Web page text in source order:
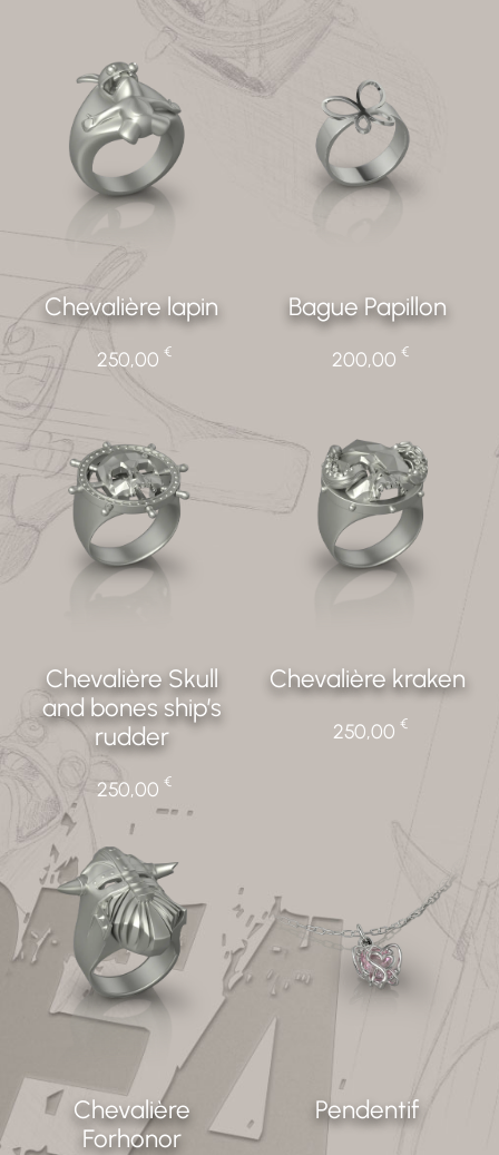
Chevalière lapin
250,00€
Bague Papillon
200,00€
Chevalière Skull
and bones ship’s
rudder
250,00€
Chevalière kraken
250,00€
Chevalière
Forhonor
Pendentif